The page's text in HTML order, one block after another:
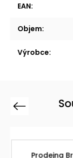
Prodejna
EAN:
Objem:
Výrobce:
Previous